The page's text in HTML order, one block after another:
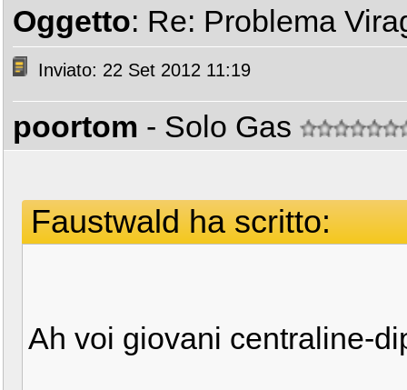
Oggetto: Re: Problema
Inviato: 22 Set 2012 11:19
poortom - Solo Gas
Faustwald ha scritto:
Ah voi giovani centraline-